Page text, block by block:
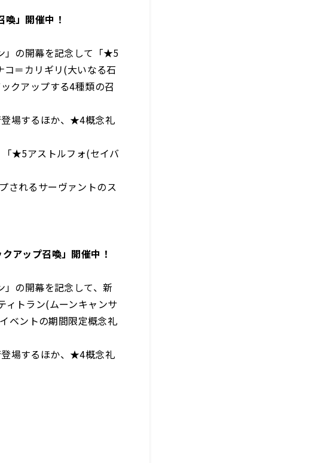
喚」開催中！
」の開幕を記念して「★5
＝カリギリ(大いなる石
クアップする4種類の召
場するほか、★4概念礼
★5アストルフォ(セイバ
されるサーヴァントのス
アップ召喚」開催中！
の開幕を記念して、新
トラン(ムーンキャンサ
ベントの期間限定概念礼
場するほか、★4概念礼